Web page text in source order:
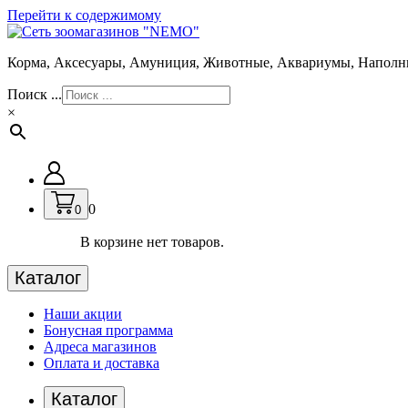
Перейти к содержимому
Корма, Аксесуары, Амуниция, Животные, Аквариумы,
Поиск ...
×
0 0
В корзине нет товаров.
Каталог
Наши акции
Бонусная программа
Адреса магазинов
Оплата и доставка
Каталог